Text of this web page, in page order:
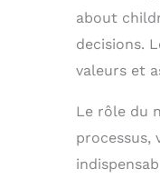
about
decisions.
valeurs et
Le rôle du
processus,